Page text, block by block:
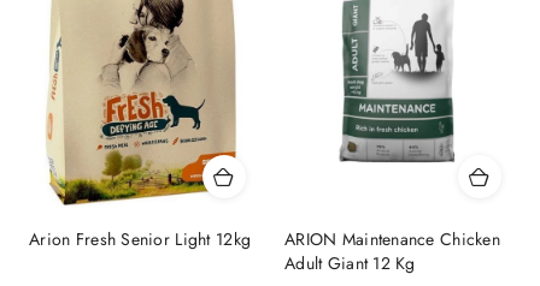
Arion Fresh Senior Light 12kg
ARION Maintenance Chicken
Adult Giant 12 Kg